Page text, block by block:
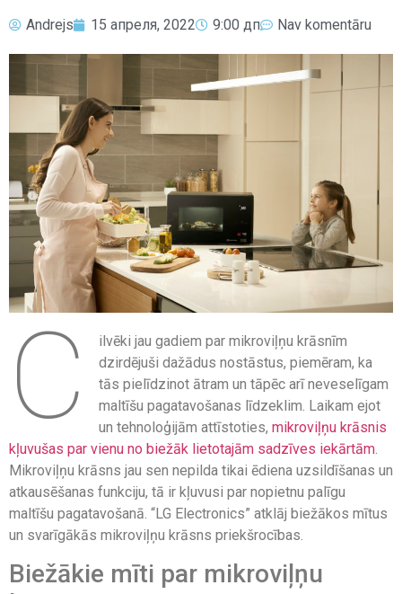
Andrejs 15 апреля, 2022 9:00 дп Nav komentāru
C
ilvēki jau gadiem par mikroviļņu krāsnīm
dzirdējuši dažādus nostāstus, piemēram, ka
tās pielīdzinot ātram un tāpēc arī neveselīgam
maltīšu pagatavošanas līdzeklim. Laikam ejot
un tehnoloģijām attīstoties,mikroviļņu krāsnis
kļuvušas par vienu no biežāk lietotajām sadzīves iekārtām
Mikroviļņu krāsns jau sen nepilda tikai ēdiena uzsildīšanas un
atkausēšanas funkciju, tā ir kļuvusi par nopietnu palīgu
maltīšu pagatavošanā. “LG Electronics” atklāj biežākos mītus
un svarīgākās mikroviļņu krāsns priekšrocības.
Biežākie mīti par mikroviļņu